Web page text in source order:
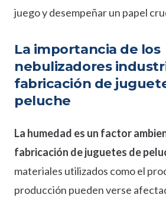
juego y desempeñar un papel
La importancia de los
nebulizadores
fabricación de
peluche
La humedad es un factor
fabricación de juguetes de
materiales utilizados como el
producción pueden verse